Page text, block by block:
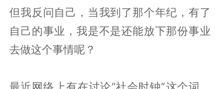
但我反问自己，当我到了那个年纪，有了
自己的事业，我是不是还能放下那份事业
去做这个事情呢？